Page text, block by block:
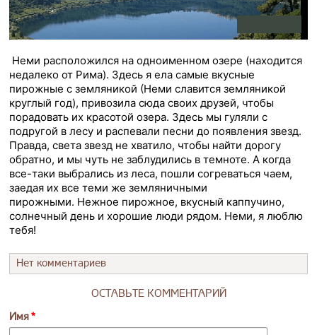
Неми расположился на одноименном озере (находится
недалеко от Рима). Здесь я ела самые вкусные
пирожные с земляникой (Неми славится земляникой
круглый год), привозила сюда своих друзей, чтобы
порадовать их красотой озера. Здесь мы гуляли с
подругой в лесу и распевали песни до появления звезд.
Правда, света звезд не хватило, чтобы найти дорогу
обратно, и мы чуть не заблудились в темноте. А когда
все-таки выбрались из леса, пошли согреваться чаем,
заедая их все теми же земляничными
пирожными. Нежное пирожное, вкусный каппучино,
солнечный день и хорошие люди рядом. Неми, я люблю
тебя!
Нет комментариев
ОСТАВЬТЕ КОММЕНТАРИЙ
Имя